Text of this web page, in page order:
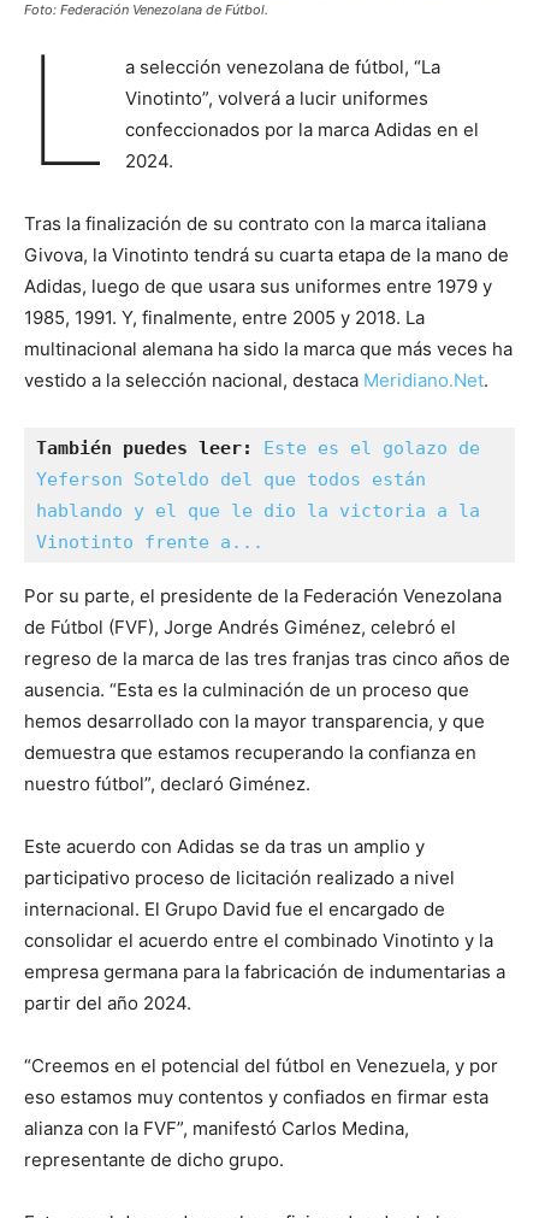
Foto: Federación Venezolana de Fútbol.
L
a selección venezolana de fútbol, “La
Vinotinto”, volverá a lucir uniformes
confeccionados por la marca Adidas en el
2024.
Tras la finalización de su contrato con la marca italiana
Givova, la Vinotinto tendrá su cuarta etapa de la mano de
Adidas, luego de que usara sus uniformes entre 1979 y
1985, 1991. Y, finalmente, entre 2005 y 2018. La
multinacional alemana ha sido la marca que más veces ha
vestido a la selección nacional, destaca Meridiano.Net.
También puedes leer:
Este es el golazo de
Yeferson Soteldo del que todos están
hablando y el que le dio la victoria a la
Vinotinto frente a...
Por su parte, el presidente de la Federación Venezolana
de Fútbol (FVF), Jorge Andrés Giménez, celebró el
regreso de la marca de las tres franjas tras cinco años de
ausencia. “Esta es la culminación de un proceso que
hemos desarrollado con la mayor transparencia, y que
demuestra que estamos recuperando la confianza en
nuestro fútbol”, declaró Giménez.
Este acuerdo con Adidas se da tras un amplio y
participativo proceso de licitación realizado a nivel
internacional. El Grupo David fue el encargado de
consolidar el acuerdo entre el combinado Vinotinto y la
empresa germana para la fabricación de indumentarias a
partir del año 2024.
“Creemos en el potencial del fútbol en Venezuela, y por
eso estamos muy contentos y confiados en firmar esta
alianza con la FVF”, manifestó Carlos Medina,
representante de dicho grupo.